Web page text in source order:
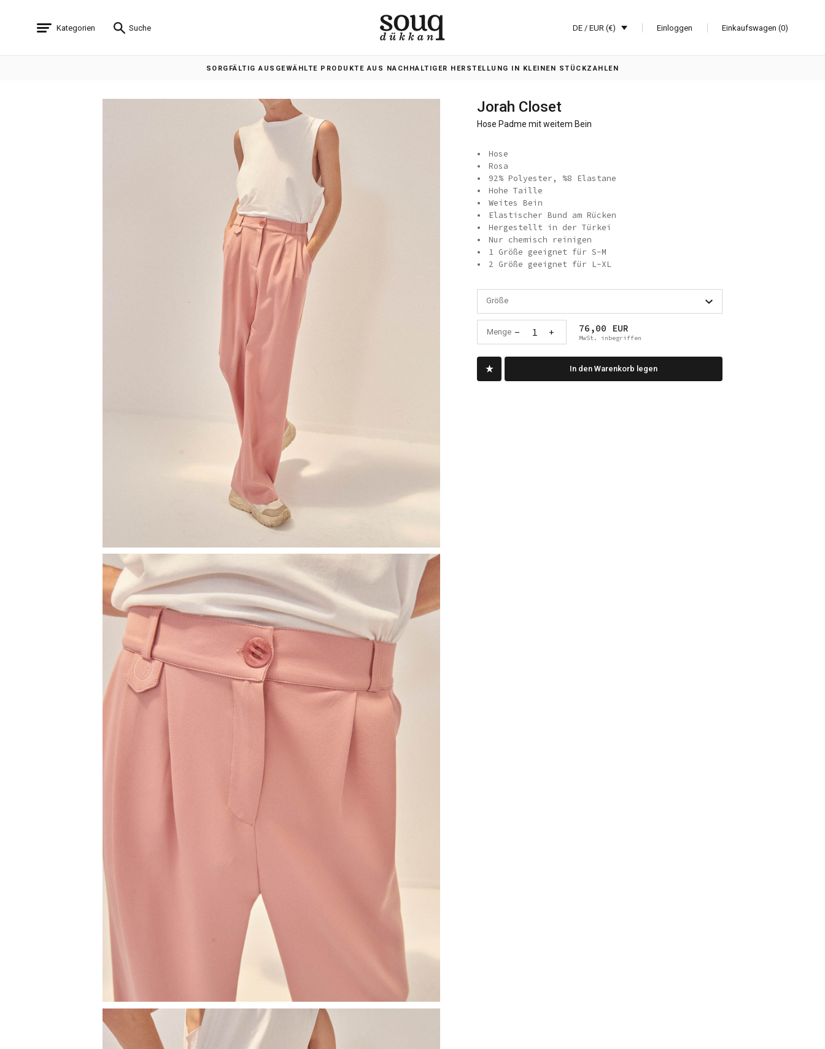
Kategorien Suche DE / EUR (€) Einloggen Einkaufswagen (0)
SORGFÄLTIG AUSGEWÄHLTE PRODUKTE AUS NACHHALTIGER HERSTELLUNG IN KLEINEN STÜCKZAHLEN
Jorah Closet
Hose Padme mit weitem Bein
Hose
Rosa
92% Polyester, %8 Elastane
Hohe Taille
Weites Bein
Elastischer Bund am Rücken
Hergestellt in der Türkei
Nur chemisch reinigen
1 Größe geeignet für S-M
2 Größe geeignet für L-XL
Größe
Menge - 1 + 76,00 EUR
MwSt. inbegriffen
In den Warenkorb legen